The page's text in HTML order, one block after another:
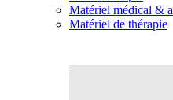
Matériel médical &
Matériel de thérapie